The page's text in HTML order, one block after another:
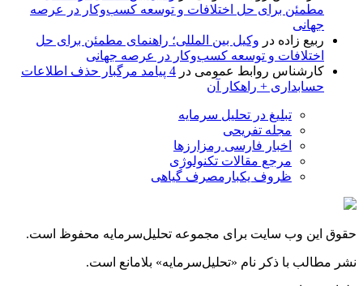
مطمئن برای حل اختلافات و توسعه کسب‌وکار در عرصه
جهانی
ربیع زاده در وکیل بین المللی؛ راهنمای مطمئن برای حل
اختلافات و توسعه کسب‌وکار در عرصه جهانی
کارشناس روابط عمومی در
4 پیامد مرگبار حذف اطلاعات
حسابداری + راهکار آن
تبلیغ در تحلیل سرمایه
مجله تفریحی
اخبار فارسی رمزارزها
مرجع مقالات تکنولوژی
ظروف یکبارمصرف گیاهی
حقوق این وب سایت برای مجموعه تحلیل‌سرمایه محفوظ است.
نشر مطالب با ذکر نام «تحلیل‌سرمایه» بلامانع است.